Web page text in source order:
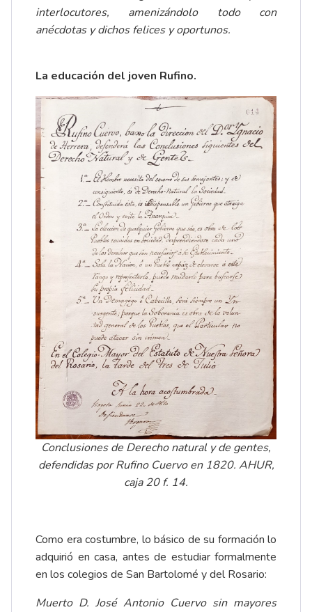
interlocutores, amenizándolo todo con
anécdotas y dichos felices y oportunos.
La educación del joven Rufino.
Conclusiones de Derecho natural y de gentes,
defendidas por Rufino Cuervo en 1820. AHUR,
caja 20 f. 14.
Como era costumbre, lo básico de su formación lo
adquirió en casa, antes de estudiar formalmente
en los colegios de San Bartolomé y del Rosario:
Muerto D. José Antonio Cuervo sin mayores